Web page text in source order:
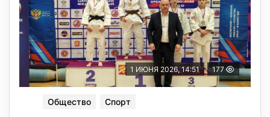
1 ИЮНЯ 2026, 14:51 177
Общество Спорт